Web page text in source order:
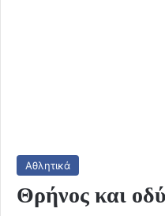
Αθλητικά
Θρήνος και